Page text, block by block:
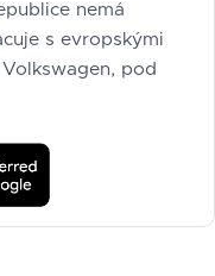
nemá
s evropskými
pod